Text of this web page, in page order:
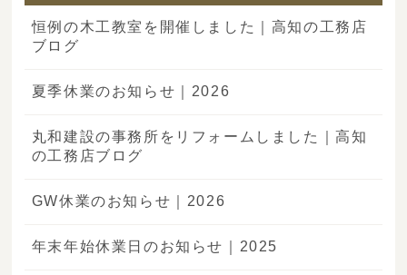
恒例の木工教室を開催しました｜高知の工務店
ブログ
夏季休業のお知らせ｜2026
丸和建設の事務所をリフォームしました｜高知
の工務店ブログ
GW休業のお知らせ｜2026
年末年始休業日のお知らせ｜2025